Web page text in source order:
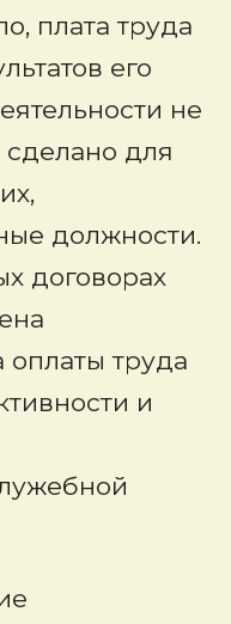
плата труда
его
не
для
должности.
договорах
оплаты труда
и